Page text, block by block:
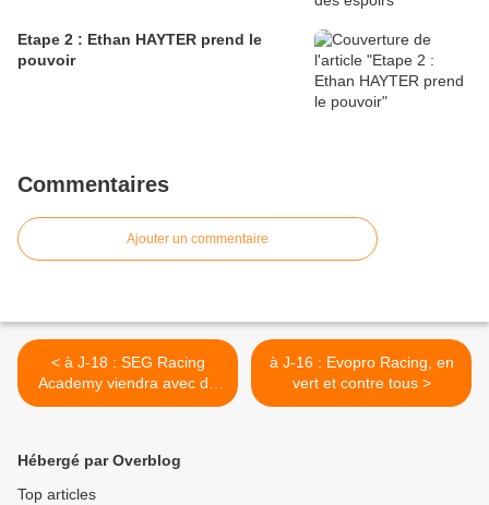
Etape 2 : Ethan HAYTER prend le
pouvoir
Commentaires
Ajouter un commentaire
< à J-18 : SEG Racing
Academy viendra avec du
gros calibre
à J-16 : Evopro Racing, en
vert et contre tous >
Hébergé par Overblog
Top articles